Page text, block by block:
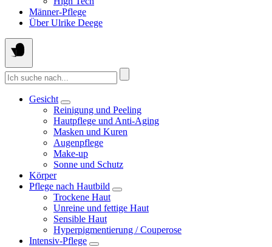
Männer-Pflege
Über Ulrike Deege
Suche
nach:
Gesicht
Reinigung und Peeling
Hautpflege und Anti-Aging
Masken und Kuren
Augenpflege
Make-up
Sonne und Schutz
Körper
Pflege nach Hautbild
Trockene Haut
Unreine und fettige Haut
Sensible Haut
Hyperpigmentierung / Couperose
Intensiv-Pflege